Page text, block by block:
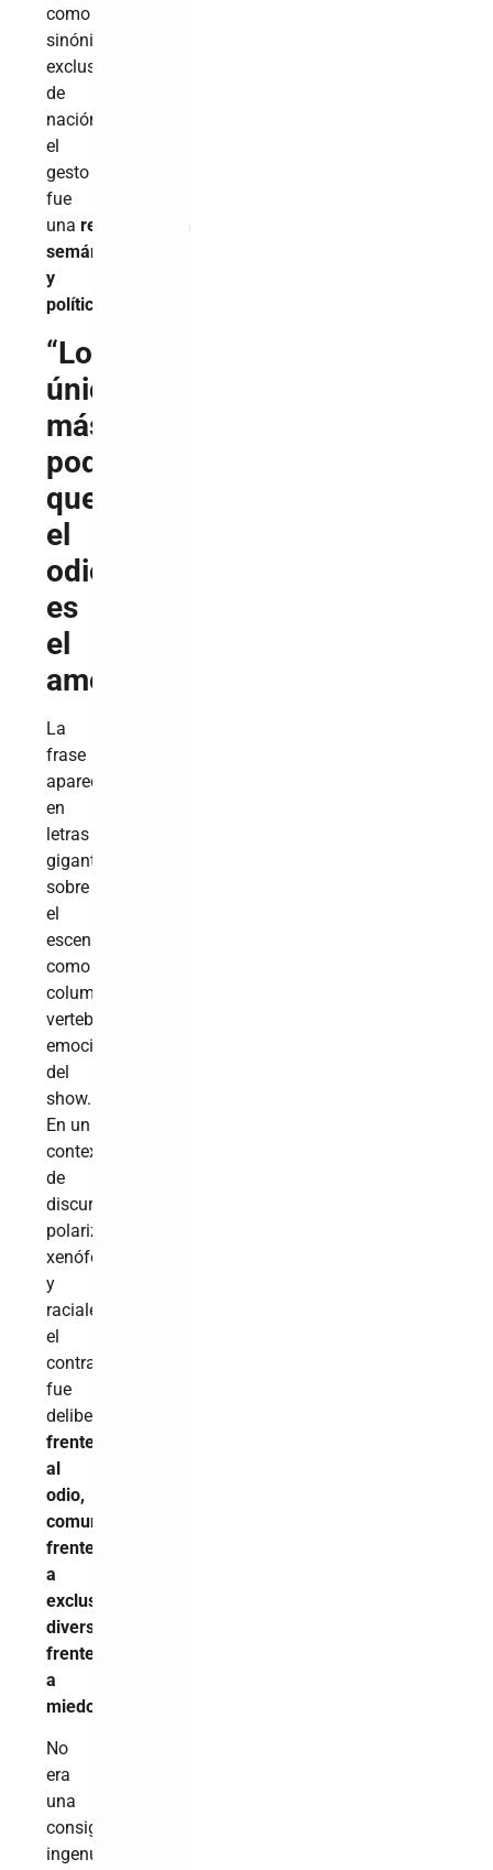
como
sinónimo
exclusivo
de
nación,
el
gesto
fue
unareapropiación
semántica
y
política
“Lo
único
más
poderoso
que
el
odio
es
el
amor”
La
frase
apareció
en
letras
gigantes
sobre
el
escenario,
como
columna
vertebral
emocional
del
show.
En un
contexto
de
discursos
polarizantes,
xenófobos
y
raciales,
el
contraste
fue
deliberado:
frente
al
odio,
comunidad
frente
a
exclusión,
diversidad
frente
a
miedo
No
era
una
consigna
ingenua.